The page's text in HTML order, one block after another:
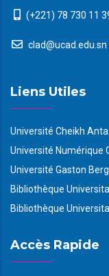
(+221) 78 730 11
clad@ucad.edu.sn
Liens Utiles
Université Cheikh Anta
Université Numérique
Université Gaston
Bibliothèque
Bibliothèque
Accès Rapide